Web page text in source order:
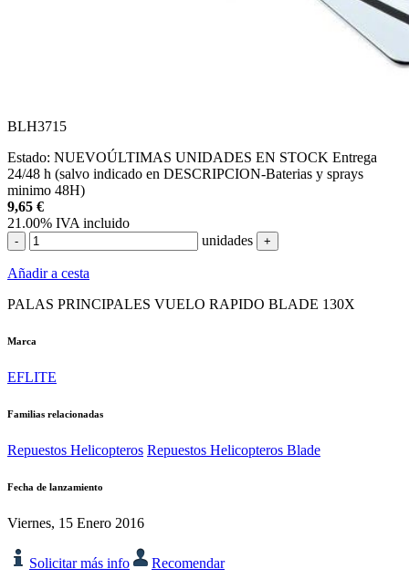
BLH3715
Estado: NUEVOÚLTIMAS UNIDADES EN STOCK Entrega
24/48 h (salvo indicado en DESCRIPCION-Baterias y sprays
minimo 48H)
9,65 €
21.00% IVA incluido
- unidades +
Añadir a cesta
PALAS PRINCIPALES VUELO RAPIDO BLADE 130X
Marca
EFLITE
Familias relacionadas
Repuestos Helicopteros Repuestos Helicopteros Blade
Fecha de lanzamiento
Viernes, 15 Enero 2016
Solicitar más info Recomendar